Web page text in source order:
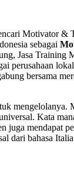
Motivator &
sebagai
Jasa
perusahaan
bersama
mengelolanya.
Kata
juga mendapat
dari bahasa